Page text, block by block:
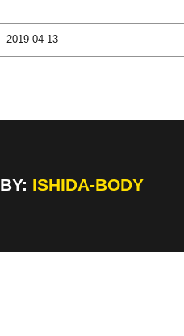
2019-04-13
ISHIDA-BODY